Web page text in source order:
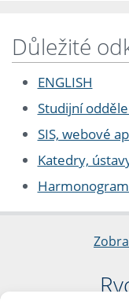
Důležité
ENGLISH
Studijní
SIS, webové
Katedry,